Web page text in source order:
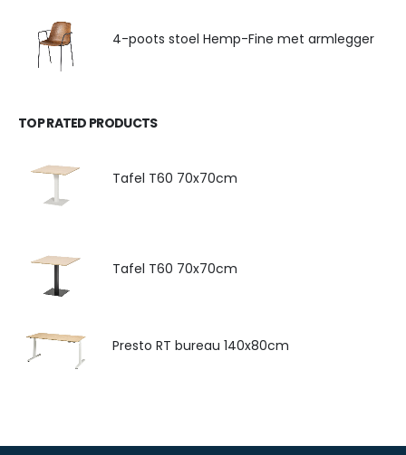
4-poots stoel Hemp-Fine met armlegger
TOP RATED PRODUCTS
Tafel T60 70x70cm
Tafel T60 70x70cm
Presto RT bureau 140x80cm